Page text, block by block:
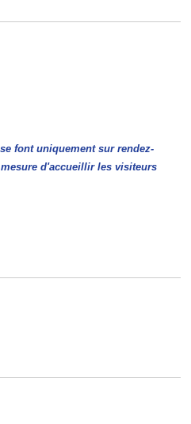
font uniquement sur rendez-
d'accueillir les visiteurs